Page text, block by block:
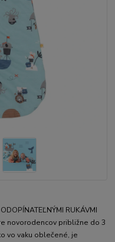
RUKÁVMI
novorodencov približne do 3
vo vaku oblečené, je